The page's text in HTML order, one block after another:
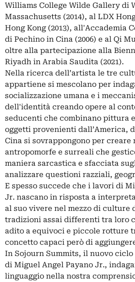
Williams College Wilde Gallery di
Massachusetts (2014), al LDX
Hong Kong (2013), all'Accademia
di Pechino in Cina (2006) e al Qi
oltre alla partecipazione alla
Riyadh in Arabia Saudita (2021).
Nella ricerca dell’artista le tre
appartiene si mescolano per
socializzazione umana e i
dell'identità creando opere al
seducenti che combinano pittura
oggetti provenienti dall’America,
Cina si sovrappongono per
antropomorfe e surreali che
maniera sarcastica e sfacciata
analizzare questioni razziali,
E spesso succede che i lavori di
Jr. nascano in risposta a
al suo vivere nel mezzo di culture
tradizioni assai differenti tra loro
adito a equivoci e piccole rotture
concetto capaci però di
In Sojourn Summits, il nuovo
di Miguel Angel Payano Jr.,
linguaggio nella nostra